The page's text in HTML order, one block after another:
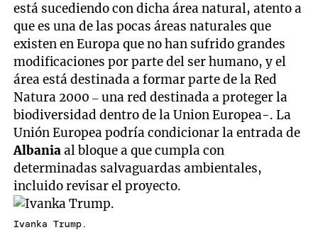
está sucediendo con dicha área natural, atento a
que es una de las pocas áreas naturales que
existen en Europa que no han sufrido grandes
modificaciones por parte del ser humano, y el
área está destinada a formar parte de la Red
Natura 2000 – una red destinada a proteger la
biodiversidad dentro de la Union Europea-. La
Unión Europea podría condicionar la entrada de
Albaniaal bloque a que cumpla con
determinadas salvaguardas ambientales,
incluido revisar el proyecto.
Ivanka Trump.